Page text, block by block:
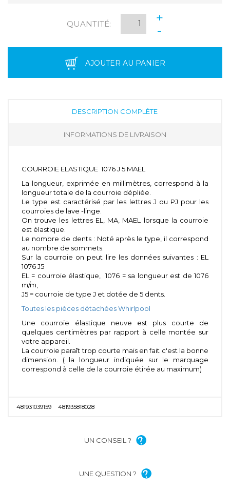
QUANTITÉ:
+
-
AJOUTER AU PANIER
DESCRIPTION COMPLÈTE
INFORMATIONS DE LIVRAISON
COURROIE ELASTIQUE 1076 J 5 MAEL
La longueur, exprimée en millimètres, correspond à la
longueur totale de la courroie dépliée.
Le type est caractérisé par les lettres J ou PJ pour les
courroies de lave -linge.
On trouve les lettres EL, MA, MAEL lorsque la courroie
est élastique.
Le nombre de dents : Noté après le type, il correspond
au nombre de sommets.
Sur la courroie on peut lire les données suivantes : EL
1076 J5
EL = courroie élastique, 1076 = sa longueur est de 1076
m/m,
J5 = courroie de type J et dotée de 5 dents.
Toutes les pièces détachées Whirlpool
Une courroie élastique neuve est plus courte de
quelques centimètres par rapport à celle montée sur
votre appareil.
La courroie paraît trop courte mais en fait c'est la bonne
dimension. ( la longueur indiquée sur le marquage
correspond à celle de la courroie étirée au maximum)
481931039159 481935818028
UN CONSEIL ?
UNE QUESTION ?